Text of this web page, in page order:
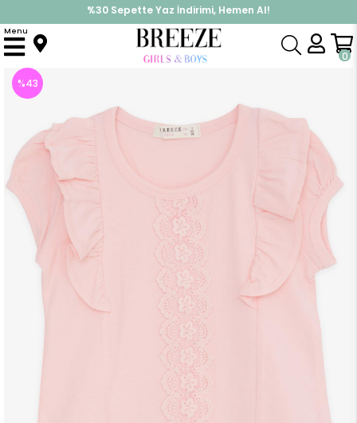
%30 Sepette Yaz İndirimi, Hemen Al!
İndirimlere ek %10 İndirimi Kap, Hemen Üye Ol!
0
Menu
Anasayfa Üst Giyim Tişört
%43